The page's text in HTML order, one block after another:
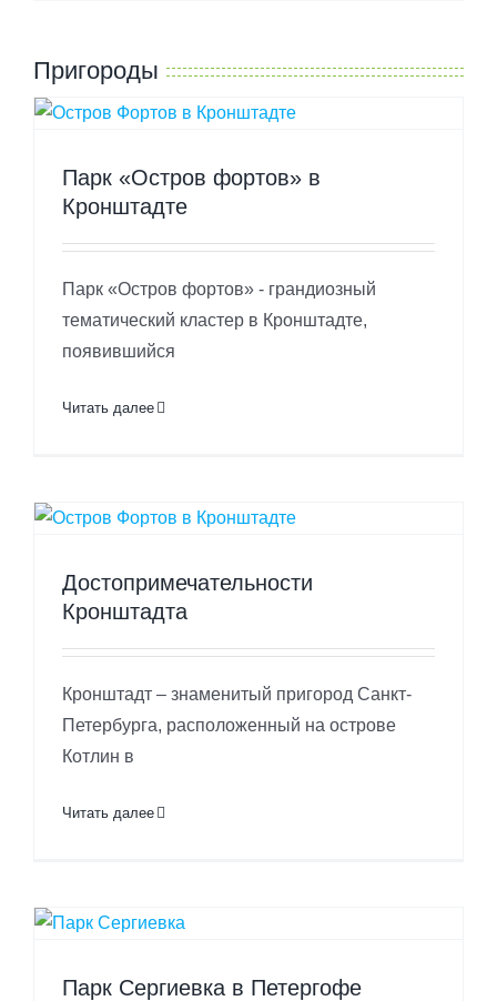
Пригороды
Парк «Остров фортов» в
Кронштадте
Парк «Остров фортов» - грандиозный
тематический кластер в Кронштадте,
появившийся
Читать далее
Достопримечательности
Кронштадта
Кронштадт – знаменитый пригород Санкт-
Петербурга, расположенный на острове
Котлин в
Читать далее
Парк Сергиевка в Петергофе